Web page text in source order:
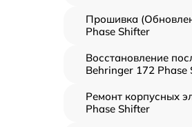
Прошивка
Phase Shifter
Восстановление
Behringer 172 Phase
Ремонт корпусных
Phase Shifter